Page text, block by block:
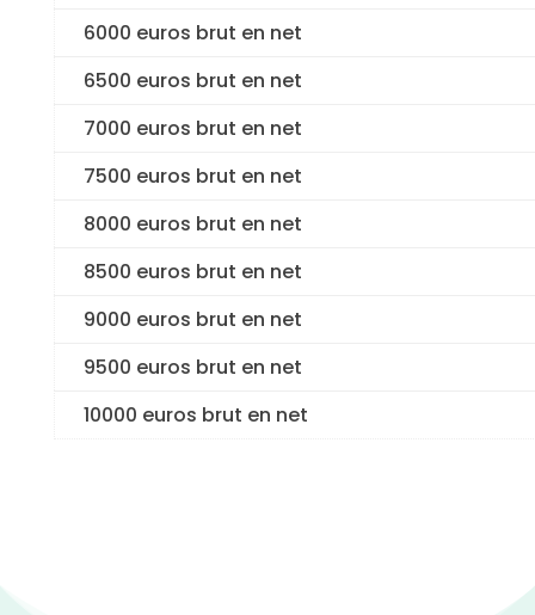
6000 euros brut en net
6500 euros brut en net
7000 euros brut en net
7500 euros brut en net
8000 euros brut en net
8500 euros brut en net
9000 euros brut en net
9500 euros brut en net
10000 euros brut en net